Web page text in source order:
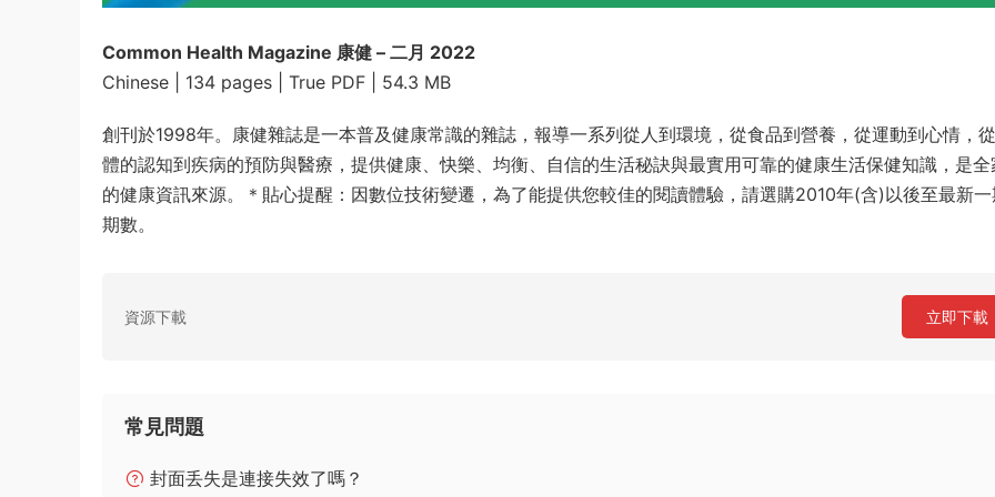
Common Health Magazine 康健 – 二月 2022
Chinese | 134 pages | True PDF | 54.3 MB
創刊於1998年。康健雜誌是一本普及健康常識的雜誌，報導一系列從人到環境，從食品到營養，從運動到心情，
體的認知到疾病的預防與醫療，提供健康、快樂、均衡、自信的生活秘訣與最實用可靠的健康生活保健知識，是全
的健康資訊來源。＊貼心提醒：因數位技術變遷，為了能提供您較佳的閱讀體驗，請選購2010年(含)以後至最新一
期數。
資源下載 立即下載
常見問題
封面丢失是連接失效了嗎？